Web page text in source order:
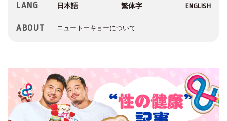
LANG
ABOUT ニュートーキョーについて